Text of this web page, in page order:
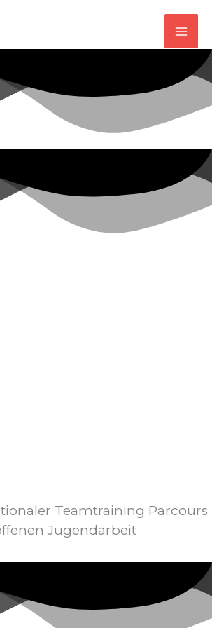
Teamtraining Parcours
Jugendarbeit